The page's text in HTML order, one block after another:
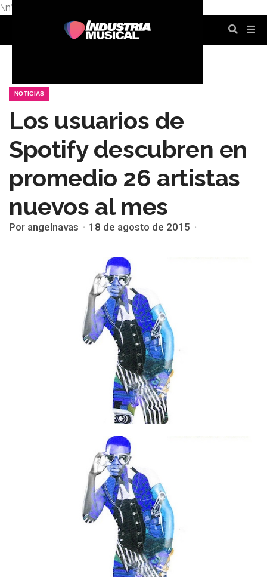
\n\n
NOTICIAS
Los usuarios de
Spotify descubren en
promedio 26 artistas
nuevos al mes
Por angelnavas 18 de agosto de 2015